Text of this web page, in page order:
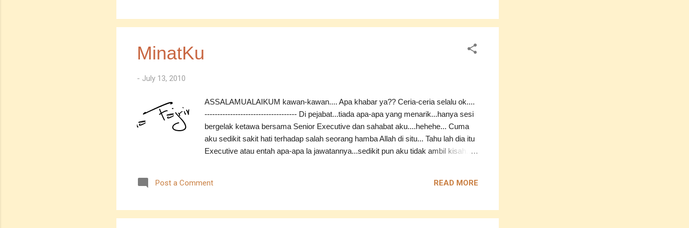
laman web Perbadanan Putrajaya....aku isi atas dasar ingin mencuba
MinatKu
- July 13, 2010
ASSALAMUALAIKUM kawan-kawan.... Apa khabar ya?? Ceria-ceria selalu ok....
------------------------------------ Di pejabat...tiada apa-apa yang menarik...hanya sesi
bergelak ketawa bersama Senior Executive dan sahabat aku....hehehe... Cuma
aku sedikit sakit hati terhadap salah seorang hamba Allah di situ... Tahu lah dia itu
Executive atau entah apa-apa la jawatannya...sedikit pun aku tidak ambil kisah...
--------------------- Kenapalah manusia tidak menghargai orang yang mereka
dari hidup baru tersedar dari mengantuk agaknya...bukalah mata wahai
Post a Comment READ MORE